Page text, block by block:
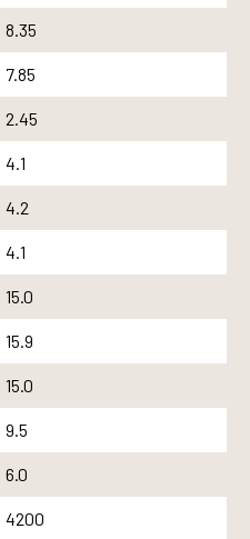
8.35
7.85
2.45
4.1
4.2
4.1
15.0
15.9
15.0
9.5
6.0
4200